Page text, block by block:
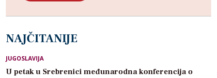
NAJČITANIJE
JUGOSLAVIJA
U petak u Srebrenici međunarodna konferencija o